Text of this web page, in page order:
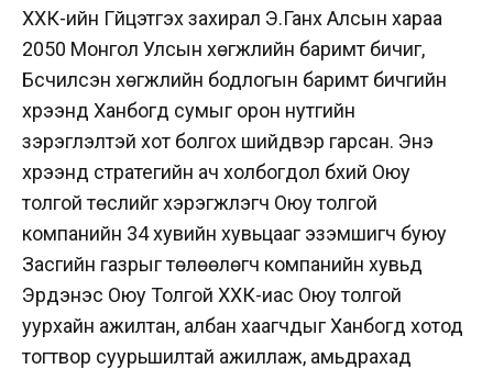
ХХК-ийн Гүйцэтгэх захирал Э.Ганхүү Алсын хараа
2050 Монгол Улсын хөгжлийн баримт бичиг,
Бүсчилсэн хөгжлийн бодлогын баримт бичгийн
хүрээнд Ханбогд сумыг орон нутгийн
зэрэглэлтэй хот болгох шийдвэр гарсан. Энэ
хүрээнд стратегийн ач холбогдол бүхий Оюу
толгой төслийг хэрэгжүүлэгч Оюу толгой
компанийн 34 хувийн хувьцааг эзэмшигч буюу
Засгийн газрыг төлөөлөгч компанийн хувьд
Эрдэнэс Оюу Толгой ХХК-иас Оюу толгой
уурхайн ажилтан, албан хаагчдыг Ханбогд хотод
тогтвор суурьшилтай ажиллаж, амьдрахад